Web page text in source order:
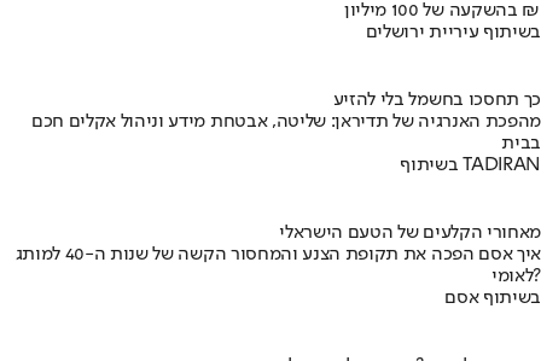
בהשקעה של 100 מיליון ₪
בשיתוף עיריית ירושלים
כך תחסכו בחשמל בלי להזיע
מהפכת האנרגיה של תדיראן: שליטה, אבטחת מידע וניהול אקלים חכם
בבית
בשיתוף TADIRAN
מאחורי הקלעים של הטעם הישראלי
איך אסם הפכה את תקופת הצנע והמחסור הקשה של שנות ה-40 למותג
לאומי?
בשיתוף אסם